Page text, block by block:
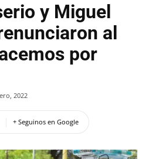
y Miguel
al
por
2022
+ Seguinos en Google